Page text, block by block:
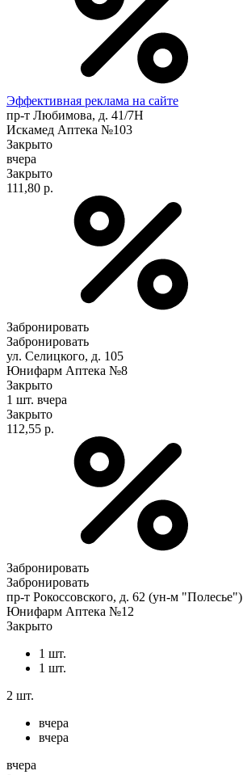
Эффективная реклама на сайте
пр-т Любимова, д. 41/7Н
Искамед Аптека №103
Закрыто
вчера
Закрыто
111,80 р.
Забронировать
Забронировать
ул. Селицкого, д. 105
Юнифарм Аптека №8
Закрыто
1 шт. вчера
Закрыто
112,55 р.
Забронировать
Забронировать
пр-т Рокоссовского, д. 62 (ун-м "Полесье")
Юнифарм Аптека №12
Закрыто
1 шт.
1 шт.
2 шт.
вчера
вчера
вчера